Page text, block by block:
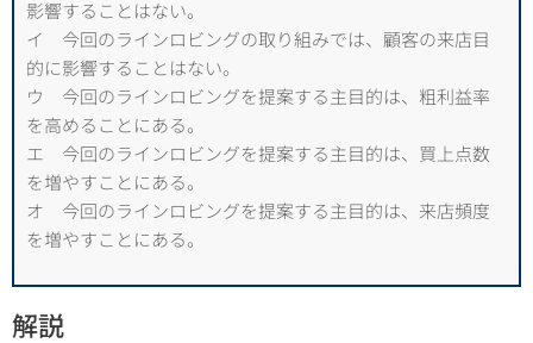
影響することはない。
イ 今回のラインロビングの取り組みでは、顧客の来店目
的に影響することはない。
ウ 今回のラインロビングを提案する主目的は、粗利益率
を高めることにある。
エ 今回のラインロビングを提案する主目的は、買上点数
を増やすことにある。
オ 今回のラインロビングを提案する主目的は、来店頻度
を増やすことにある。
解説